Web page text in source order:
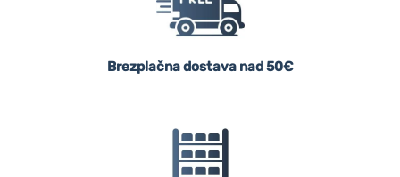
Brezplačna dostava nad 50€